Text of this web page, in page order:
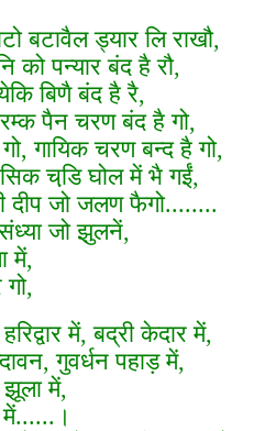
बटावैल ड्यार लि राखौ,
को पन्यार बंद है रौ,
बिणै बंद है रै,
पैन चरण बंद है गो,
गायिक चरण बन्द है गो,
चडि़ घोल में भै गईं,
दीप जो जलण फैगो........
जो झुलनें,
में,
में, बद्री केदार में,
गुवर्धन पहाड़ में,
झूला में,
में......।